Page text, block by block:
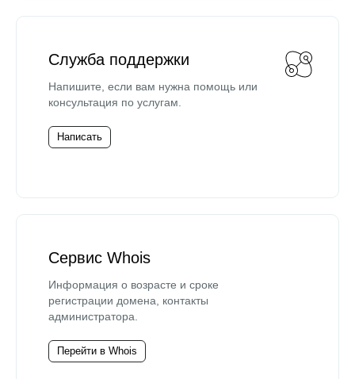
Служба поддержки
Напишите, если вам нужна помощь или
консультация по услугам.
Написать
Сервис Whois
Информация о возрасте и сроке
регистрации домена, контакты
администратора.
Перейти в Whois